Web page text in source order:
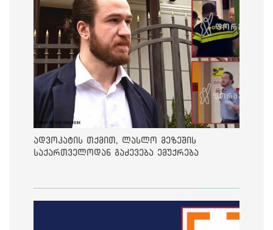
ადვოკატის თქმით, ლასლო მეზეშის
საქართველოდან გაძევება ემუქრება